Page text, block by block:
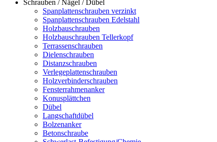
Schrauben / Nägel / Dübel
Spanplattenschrauben verzinkt
Spanplattenschrauben Edelstahl
Holzbauschrauben
Holzbauschrauben Tellerkopf
Terrassenschrauben
Dielenschrauben
Distanzschrauben
Verlegeplattenschrauben
Holzverbinderschrauben
Fensterrahmenanker
Konusplättchen
Dübel
Langschaftdübel
Bolzenanker
Betonschraube